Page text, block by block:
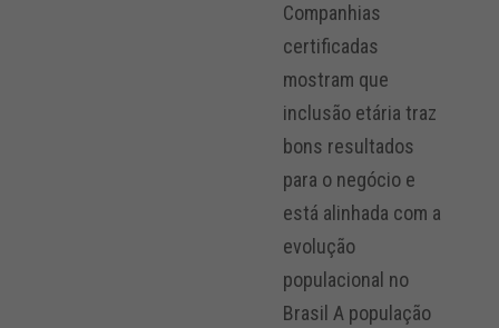
Companhias
certificadas
mostram que
inclusão etária traz
bons resultados
para o negócio e
está alinhada com a
evolução
populacional no
Brasil A população